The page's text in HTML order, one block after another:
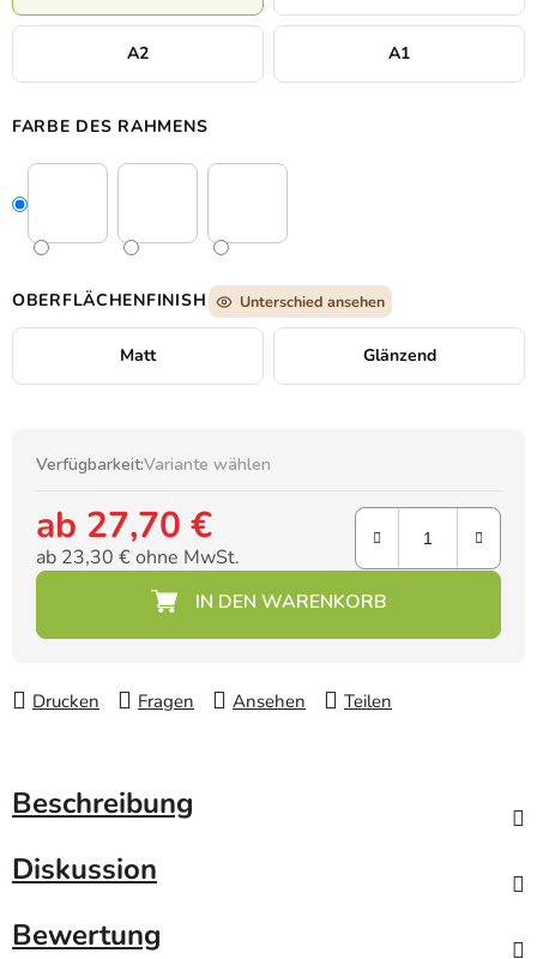
A2 A1
FARBE DES RAHMENS
OBERFLÄCHENFINISH Unterschied ansehen
Matt Glänzend
Verfügbarkeit:Variante wählen
ab 27,70 €
ab 23,30 €ohne MwSt.
Drucken Fragen Ansehen Teilen
Beschreibung
Diskussion
Bewertung